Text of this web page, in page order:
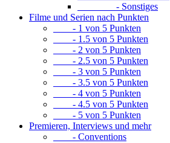
- Sonstiges
Filme und Serien nach Punkten
- 1 von 5 Punkten
- 1.5 von 5 Punkten
- 2 von 5 Punkten
- 2.5 von 5 Punkten
- 3 von 5 Punkten
- 3.5 von 5 Punkten
- 4 von 5 Punkten
- 4.5 von 5 Punkten
- 5 von 5 Punkten
Premieren, Interviews und mehr
- Conventions